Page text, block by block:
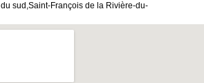
sud,Saint-François de la Rivière-du-